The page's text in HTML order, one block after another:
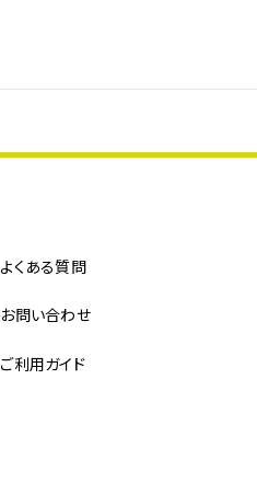
よくある質問
お問い合わせ
ご利用ガイド